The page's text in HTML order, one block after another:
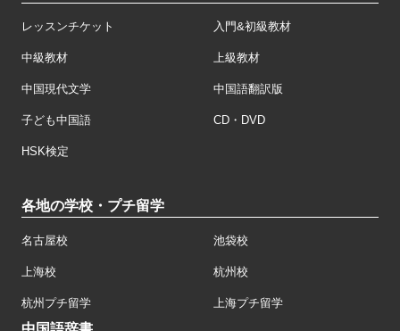
レッスンチケット 入門&初級教材
中級教材 上級教材
中国現代文学 中国語翻訳版
子ども中国語 CD・DVD
HSK検定
各地の学校・プチ留学
名古屋校 池袋校
上海校 杭州校
杭州プチ留学 上海プチ留学